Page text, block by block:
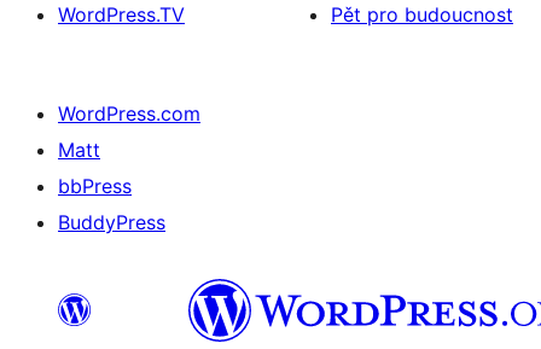
WordPress.TV
Pět pro budoucnost
WordPress.com
Matt
bbPress
BuddyPress